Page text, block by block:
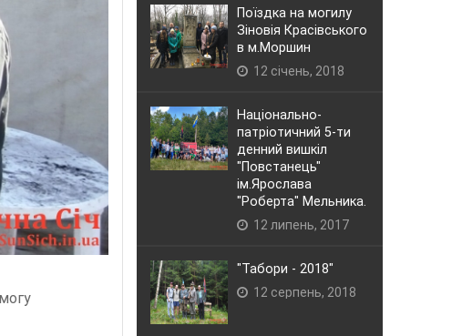
Поїздка на могилу
Зіновія Красівського
в м.Моршин
12 січень, 2018
Національно-
патріотичний 5-ти
денний вишкіл
"Повстанець"
ім.Ярослава
"Роберта" Мельника.
12 липень, 2017
"Табори - 2018"
12 серпень, 2018